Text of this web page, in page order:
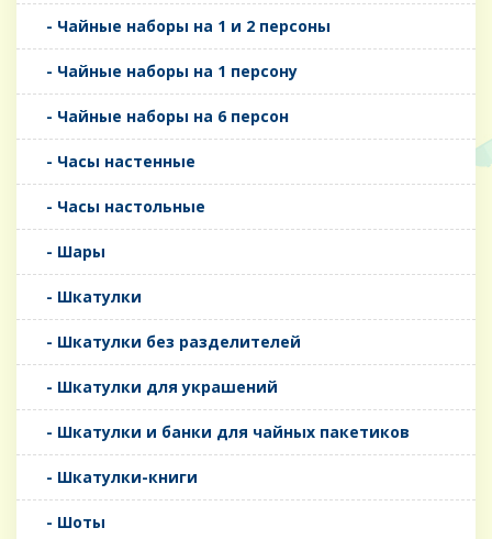
- Чайные наборы на 1 и 2 персоны
- Чайные наборы на 1 персону
- Чайные наборы на 6 персон
- Часы настенные
- Часы настольные
- Шары
- Шкатулки
- Шкатулки без разделителей
- Шкатулки для украшений
- Шкатулки и банки для чайных пакетиков
- Шкатулки-книги
- Шоты